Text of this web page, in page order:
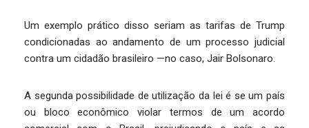
Um exemplo prático disso seriam as tarifas de Trump
condicionadas ao andamento de um processo judicial
contra um cidadão brasileiro —no caso, Jair Bolsonaro.
A segunda possibilidade de utilização da lei é se um país
ou bloco econômico violar termos de um acordo